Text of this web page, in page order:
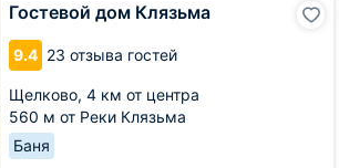
Гостевой дом Клязьма
9.4 23 отзыва гостей
Щелково, 4 км от центра
560 м от Реки Клязьма
Баня